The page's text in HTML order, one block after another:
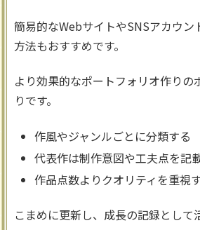
簡易的なWebサイトやSNSアカウン
方法もおすすめです。
より効果的なポートフォリオ作りの
りです。
作風やジャンルごとに分類する
代表作は制作意図や工夫点を記
作品点数よりクオリティを重視
こまめに更新し、成長の記録として